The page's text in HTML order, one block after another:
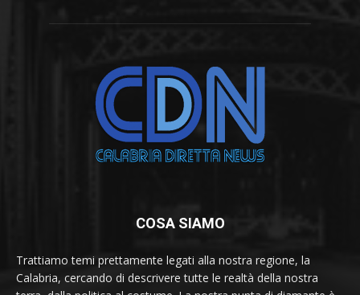
COSA SIAMO
Trattiamo temi prettamente legati alla nostra regione, la
Calabria, cercando di descrivere tutte le realtà della nostra